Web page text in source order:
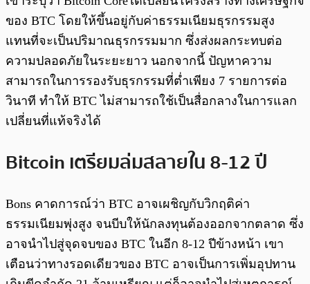
ของ BTC โดยให้ขึ้นอยู่กับค่าธรรมเนียมธุรกรรมสูง
แทนที่จะเป็นปริมาณธุรกรรมมาก ซึ่งส่งผลกระทบต่อ
ความปลอดภัยในระยะยาว นอกจากนี้ ปัญหาความ
สามารถในการรองรับธุรกรรมที่ต่ำเพียง 7 รายการต่อ
วินาที ทำให้ BTC ไม่สามารถใช้เป็นสื่อกลางในการแลก
เปลี่ยนที่แท้จริงได้
Bitcoin เตรียมล่มสลายใน 8-12 ปี
Bons คาดการณ์ว่า BTC อาจเผชิญกับวิกฤติค่า
ธรรมเนียมพุ่งสูง จนบีบให้นักลงทุนต้องออกจากตลาด ซึ่ง
อาจนำไปสู่จุดจบของ BTC ในอีก 8-12 ปีข้างหน้า เขา
เตือนว่าทางรอดเดียวของ BTC อาจเป็นการเพิ่มอุปทาน